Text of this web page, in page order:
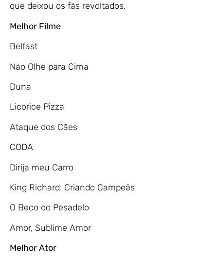
que deixou os fãs revoltados.
Melhor Filme
Belfast
Não Olhe para Cima
Duna
Licorice Pizza
Ataque dos Cães
CODA
Dirija meu Carro
King Richard: Criando Campeãs
O Beco do Pesadelo
Amor, Sublime Amor
Melhor Ator